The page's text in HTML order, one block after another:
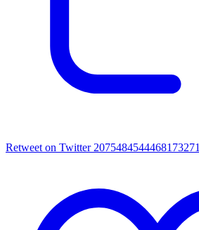
Retweet on Twitter 2075484544468173271